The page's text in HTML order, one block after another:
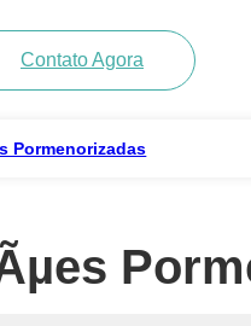
Contato Agora
Pormenorizadas